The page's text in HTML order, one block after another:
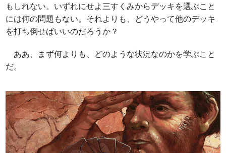
もしれない。いずれにせよ三すくみからデッキを選ぶこと
には何の問題もない。それよりも、どうやって他のデッキ
を打ち倒せばいいのだろうか？
ああ、まず何よりも、どのような状況なのかを学ぶこと
だ。